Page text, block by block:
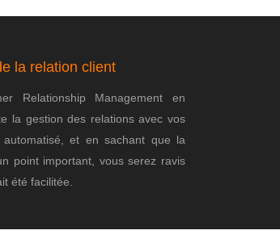
la relation client
Relationship Management en
la gestion des relations avec vos
automatisé, et en sachant que la
point important, vous serez ravis
été facilitée.